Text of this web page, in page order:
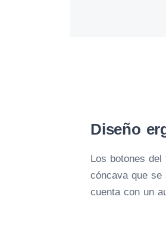
Diseño
Los botones
cóncava que se
cuenta con un